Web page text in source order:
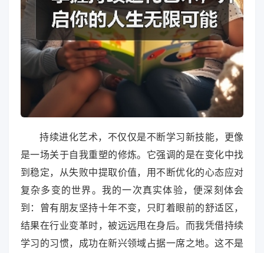
持续进化艺术，不仅仅是不断学习新技能，更像
是一场关于自我重塑的修炼。它强调的是在变化中找
到稳定，从失败中提取价值，用不断优化的心态应对
复杂多变的世界。我的一次真实体验，便深刻体会
到：曾有朋友坚持十年不变，只盯着眼前的舒适区，
结果在行业变革时，被远远甩在身后。而我凭借持续
学习的习惯，成功在新兴领域占据一席之地。这不是